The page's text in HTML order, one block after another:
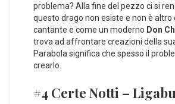
problema? Alla fine del pezzo ci si
questo drago non esiste e non è altro
cantante e come un moderno Don
trova ad affrontare creazioni della
Parabola significa che spesso il
crearlo.
#4 Certe Notti –